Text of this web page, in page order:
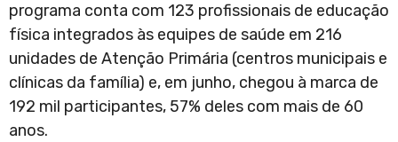
programa conta com 123 profissionais de educação
física integrados às equipes de saúde em 216
unidades de Atenção Primária (centros municipais e
clínicas da família) e, em junho, chegou à marca de
192 mil participantes, 57% deles com mais de 60
anos.